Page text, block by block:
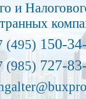
и
(495) 150-
(985)727-